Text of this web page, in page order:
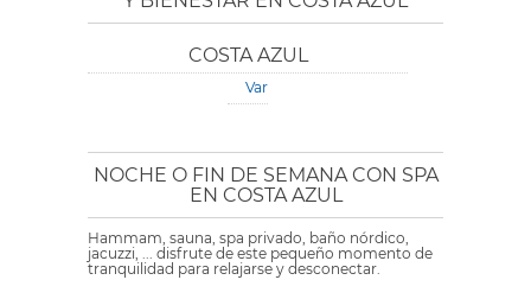
COSTA AZUL
Var
NOCHE O FIN DE SEMANA CON SPA
EN COSTA AZUL
Hammam, sauna, spa privado, baño nórdico,
jacuzzi, ... disfrute de este pequeño momento de
tranquilidad para relajarse y desconectar.